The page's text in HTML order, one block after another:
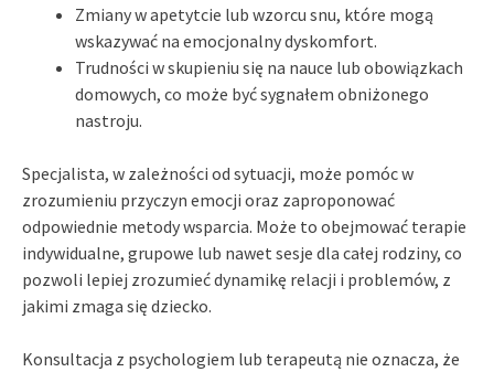
Zmiany w apetytcie lub wzorcu snu, które mogą
wskazywać na emocjonalny dyskomfort.
Trudności w skupieniu się na nauce lub obowiązkach
domowych, co może być sygnałem obniżonego
nastroju.
Specjalista, w zależności od sytuacji, może pomóc w
zrozumieniu przyczyn emocji oraz zaproponować
odpowiednie metody wsparcia. Może to obejmować terapie
indywidualne, grupowe lub nawet sesje dla całej rodziny, co
pozwoli lepiej zrozumieć dynamikę relacji i problemów, z
jakimi zmaga się dziecko.
Konsultacja z psychologiem lub terapeutą nie oznacza, że